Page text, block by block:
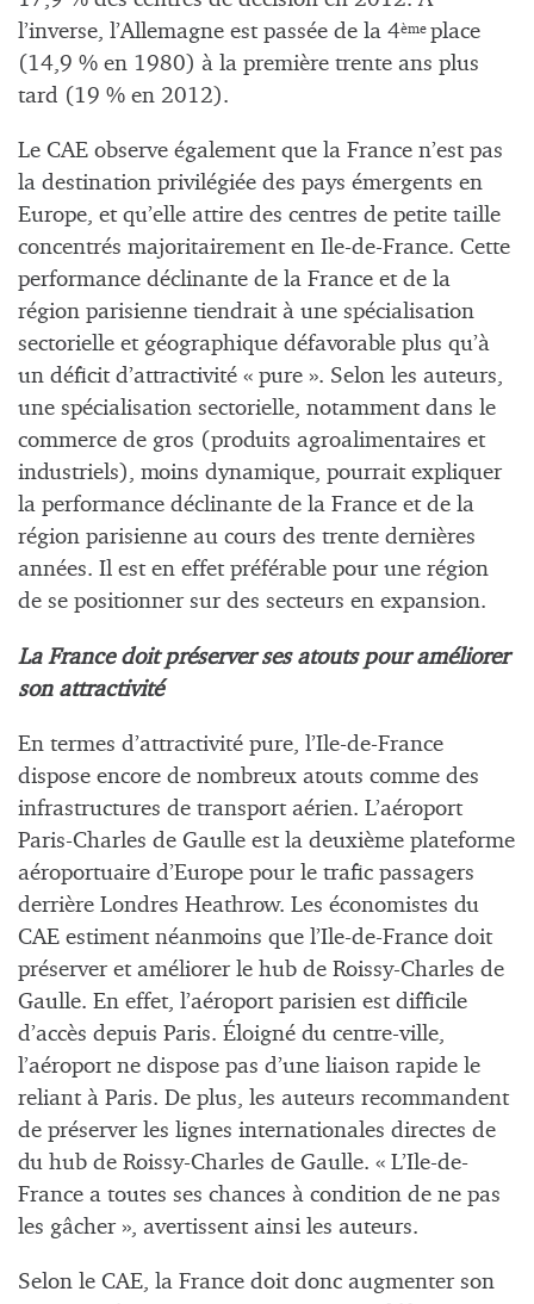
l’inverse, l’Allemagne est passée de la 4ème place
(14,9 % en 1980) à la première trente ans plus
tard (19 % en 2012).
Le CAE observe également que la France n’est pas
la destination privilégiée des pays émergents en
Europe, et qu’elle attire des centres de petite taille
concentrés majoritairement en Ile-de-France. Cette
performance déclinante de la France et de la
région parisienne tiendrait à une spécialisation
sectorielle et géographique défavorable plus qu’à
un déficit d’attractivité « pure ». Selon les auteurs,
une spécialisation sectorielle, notamment dans le
commerce de gros (produits agroalimentaires et
industriels), moins dynamique, pourrait expliquer
la performance déclinante de la France et de la
région parisienne au cours des trente dernières
années. Il est en effet préférable pour une région
de se positionner sur des secteurs en expansion.
La France doit préserver ses atouts pour améliorer
son attractivité
En termes d’attractivité pure, l’Ile-de-France
dispose encore de nombreux atouts comme des
infrastructures de transport aérien. L’aéroport
Paris-Charles de Gaulle est la deuxième plateforme
aéroportuaire d’Europe pour le trafic passagers
derrière Londres Heathrow. Les économistes du
CAE estiment néanmoins que l’Ile-de-France doit
préserver et améliorer le hub de Roissy-Charles de
Gaulle. En effet, l’aéroport parisien est difficile
d’accès depuis Paris. Éloigné du centre-ville,
l’aéroport ne dispose pas d’une liaison rapide le
reliant à Paris. De plus, les auteurs recommandent
de préserver les lignes internationales directes de
du hub de Roissy-Charles de Gaulle. « L’Ile-de-
France a toutes ses chances à condition de ne pas
les gâcher », avertissent ainsi les auteurs.
Selon le CAE, la France doit donc augmenter son